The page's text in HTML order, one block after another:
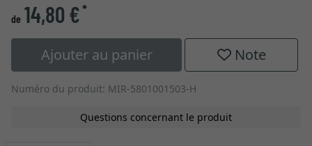
de 14,80 €*
Ajouter au panier Note
Numéro du produit: MIR-5801001503-H
Questions concernant le produit